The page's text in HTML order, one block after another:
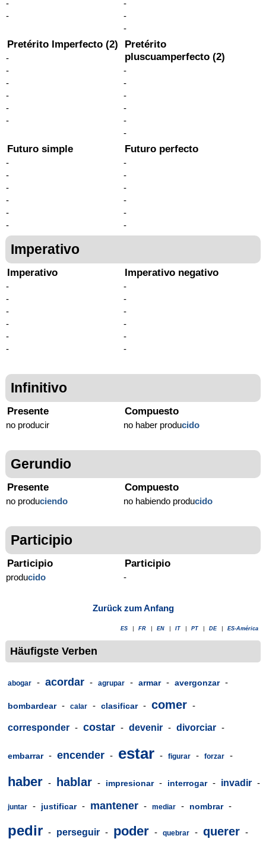
-
-
-
-
-
Pretérito Imperfecto (2)
-
-
-
-
-
-
Pretérito
pluscuamperfecto (2)
-
-
-
-
-
-
Futuro simple
-
-
-
-
-
-
Futuro perfecto
-
-
-
-
-
-
Imperativo
Imperativo
-
-
-
-
-
-
Imperativo negativo
-
-
-
-
-
-
Infinitivo
Presente
no producir
Compuesto
no haber producido
Gerundio
Presente
no produciendo
Compuesto
no habiendo producido
Participio
Participio
producido
Participio
-
Zurück zum Anfang
ES FR EN IT PT DE ES-América
Häufigste Verben
abogar - acordar - agrupar - armar - avergonzar -
bombardear - calar - clasificar - comer -
corresponder - costar - devenir - divorciar -
embarrar - encender - estar - figurar - forzar -
haber - hablar - impresionar - interrogar - invadir -
juntar - justificar - mantener - mediar - nombrar -
pedir - perseguir - poder - quebrar - querer -